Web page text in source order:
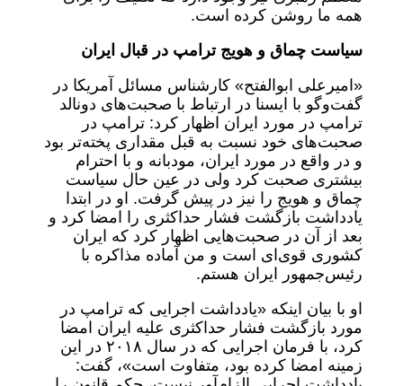
همه ما روشن کرده است.
سیاست چماق و هویج ترامپ در قبال ایران
«امیرعلی ابوالفتح» کارشناس مسائل آمریکا در
گفت‌وگو با ایسنا در ارتباط با صحبت‌های دونالد
ترامپ در مورد ایران اظهار کرد: ترامپ در
صحبت‌های خود نسبت به قبل مقداری پخته‌تر بود
و در واقع در مورد ایران، مودبانه و با احترام
بیشتری صحبت کرد ولی در عین حال سیاست
چماق و هویج را نیز در پیش گرفت. او در ابتدا
یادداشت بازگشت فشار حداکثری را امضا کرد و
بعد از آن در صحبت‌هایی اظهار کرد که ایران
کشوری قوی‌ای است و من آماده مذاکره با
رئیس‌جمهور ایران هستم.
او با بیان اینکه «یادداشت اجرایی‌ که ترامپ در
مورد بازگشت فشار حداکثری علیه ایران امضا
کرد، با فرمان اجرایی که در سال ۲۰۱۸ در این
زمینه امضا کرده بود، متفاوت است»، گفت: